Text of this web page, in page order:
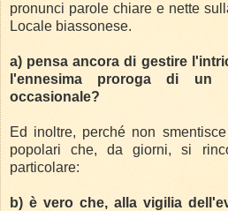
pronunci parole chiare e nette
Locale biassonese.
a) pensa ancora di gestire
l'ennesima proroga di un
occasionale?
Ed inoltre, perché non
popolari che, da giorni, si
particolare:
b) è vero che, alla vigilia